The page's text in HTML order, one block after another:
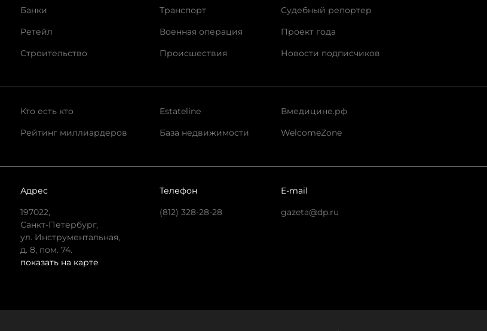
Банки
Ретейл
Строительство
Транспорт
Военная операция
Происшествия
Судебный репортер
Проект года
Новости подписчиков
Кто есть кто
Рейтинг миллиардеров
Estateline
База недвижимости
Вмедицине.рф
WelcomeZone
Адрес
197022,
Санкт-Петербург,
ул. Инструментальная,
д. 8, пом. 74.
показать на карте
Телефон
(812) 328-28-28
E-mail
gazeta@dp.ru